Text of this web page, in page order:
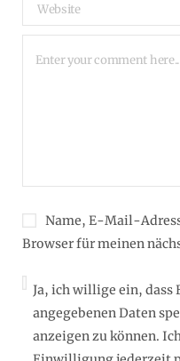
Name, E-Mail-
Browser für meinen
Ja, ich willige ein,
angegebenen Daten
anzeigen zu können.